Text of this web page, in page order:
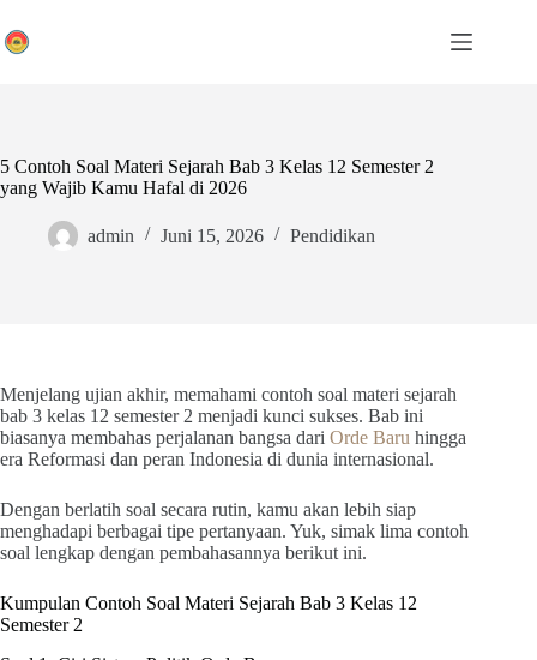
to
content
5 Contoh Soal Materi Sejarah Bab 3 Kelas 12 Semester 2
yang Wajib Kamu Hafal di 2026
admin Juni 15, 2026 Pendidikan
Menjelang ujian akhir, memahami contoh soal materi sejarah
bab 3 kelas 12 semester 2 menjadi kunci sukses. Bab ini
biasanya membahas perjalanan bangsa dari Orde Baru hingga
era Reformasi dan peran Indonesia di dunia internasional.
Dengan berlatih soal secara rutin, kamu akan lebih siap
menghadapi berbagai tipe pertanyaan. Yuk, simak lima contoh
soal lengkap dengan pembahasannya berikut ini.
Kumpulan Contoh Soal Materi Sejarah Bab 3 Kelas 12
Semester 2